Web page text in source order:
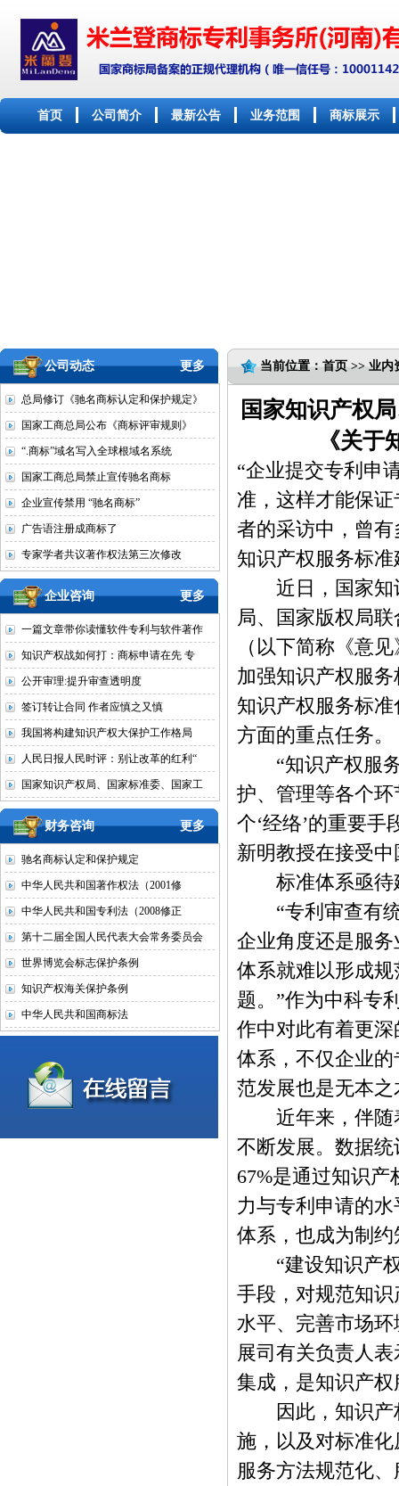
首页 公司简介 最新公告 业务范围 商标展示
公司动态 更多
总局修订《驰名商标认定和保护规定》
国家工商总局公布《商标评审规则》
“.商标”域名写入全球根域名系统
国家工商总局禁止宣传驰名商标
企业宣传禁用 “驰名商标”
广告语注册成商标了
专家学者共议著作权法第三次修改
企业咨询 更多
一篇文章带你读懂软件专利与软件著作
知识产权战如何打：商标申请在先 专
公开审理:提升审查透明度
签订转让合同 作者应慎之又慎
我国将构建知识产权大保护工作格局
人民日报人民时评：别让改革的红利“
国家知识产权局、国家标准委、国家工
财务咨询 更多
驰名商标认定和保护规定
中华人民共和国著作权法（2001修
中华人民共和国专利法（2008修正
第十二届全国人民代表大会常务委员会
世界博览会标志保护条例
知识产权海关保护条例
中华人民共和国商标法
当前位置：首页 >> 业内
国家知识产权
《关
“企业提交专利申
准，这样才能保
者的采访中，曾
知识产权服务标
近日，国家知识
局、国家版权局联
（以下简称《意
加强知识产权服
知识产权服务标
方面的重点任务。
“知识产权服务
护、管理等各个
个‘经络’的重要
新明教授在接受
标准体系亟待
“专利审查有统
企业角度还是服
体系就难以形成
题。”作为中科专
作中对此有着更
体系，不仅企业
范发展也是无本之
近年来，伴随着
不断发展。数据
67%是通过知识
力与专利申请的
体系，也成为制
“建设知识产权
手段，对规范知
水平、完善市场
展司有关负责人
集成，是知识产
因此，知识产权
施，以及对标准
服务方法规范化